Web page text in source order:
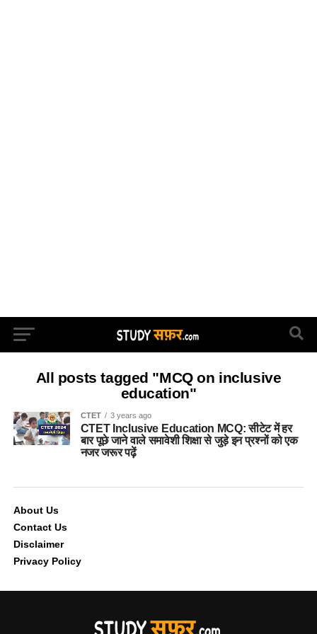
All posts tagged "MCQ on inclusive
education"
CTET 3 years ago
CTET Inclusive Education MCQ: सीटेट में हर
बार पूछे जाने वाले समावेशी शिक्षा से जुड़े इन प्रश्नों को एक
नजर जरूर पढ़ें
About Us
Contact Us
Disclaimer
Privacy Policy